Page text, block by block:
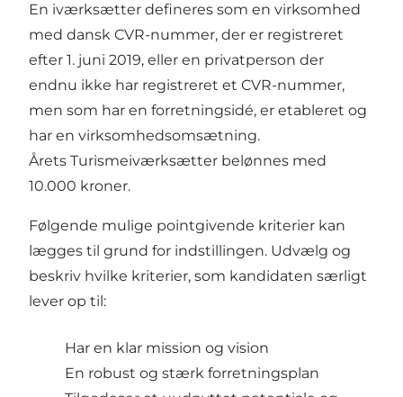
En iværksætter defineres som en virksomhed
med dansk CVR-nummer, der er registreret
efter 1. juni 2019, eller en privatperson der
endnu ikke har registreret et CVR-nummer,
men som har en forretningsidé, er etableret og
har en virksomhedsomsætning.
Årets Turismeiværksætter belønnes med
10.000 kroner.
Følgende mulige pointgivende kriterier kan
lægges til grund for indstillingen. Udvælg og
beskriv hvilke kriterier, som kandidaten særligt
lever op til:
Har en klar mission og vision
En robust og stærk forretningsplan